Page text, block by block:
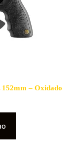
– Oxidado